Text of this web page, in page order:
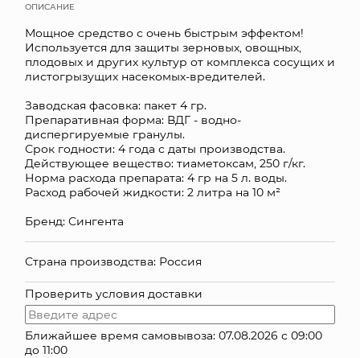
ОПТОВЫМ КЛИЕНТАМ
КОНТАКТЫ
ОПИСАНИЕ
Мощное средство с очень быстрым эффектом!
Используется для защиты зерновых, овощных,
плодовых и других культур от комплекса сосущих и
листогрызущих насекомых-вредителей.
Заводская фасовка: пакет 4 гр.
Препаративная форма: ВДГ - водно-
диспергируемые гранулы.
Срок годности: 4 года с даты производства.
Действующее вещество: тиаметоксам, 250 г/кг.
Норма расхода препарата: 4 гр на 5 л. воды.
Расход рабочей жидкости: 2 литра на 10 м²
Бренд: Сингента
Страна производства: Россия
Проверить условия доставки
Ближайшее время самовывоза: 07.08.2026 с 09:00
до 11:00